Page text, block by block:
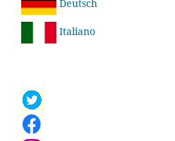
Deutsch
Italiano